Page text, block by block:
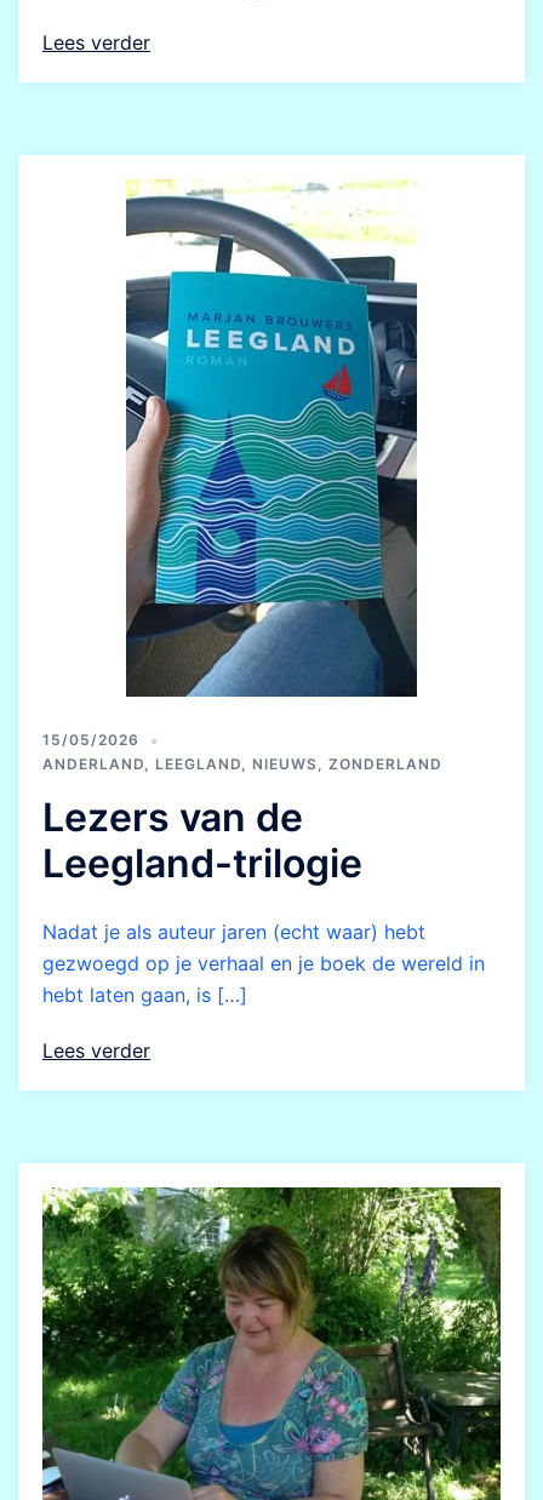
Lees verder
15/05/2026
ANDERLAND, LEEGLAND, NIEUWS, ZONDERLAND
Lezers van de
Leegland-trilogie
Nadat je als auteur jaren (echt waar) hebt
gezwoegd op je verhaal en je boek de wereld in
hebt laten gaan, is […]
Lees verder